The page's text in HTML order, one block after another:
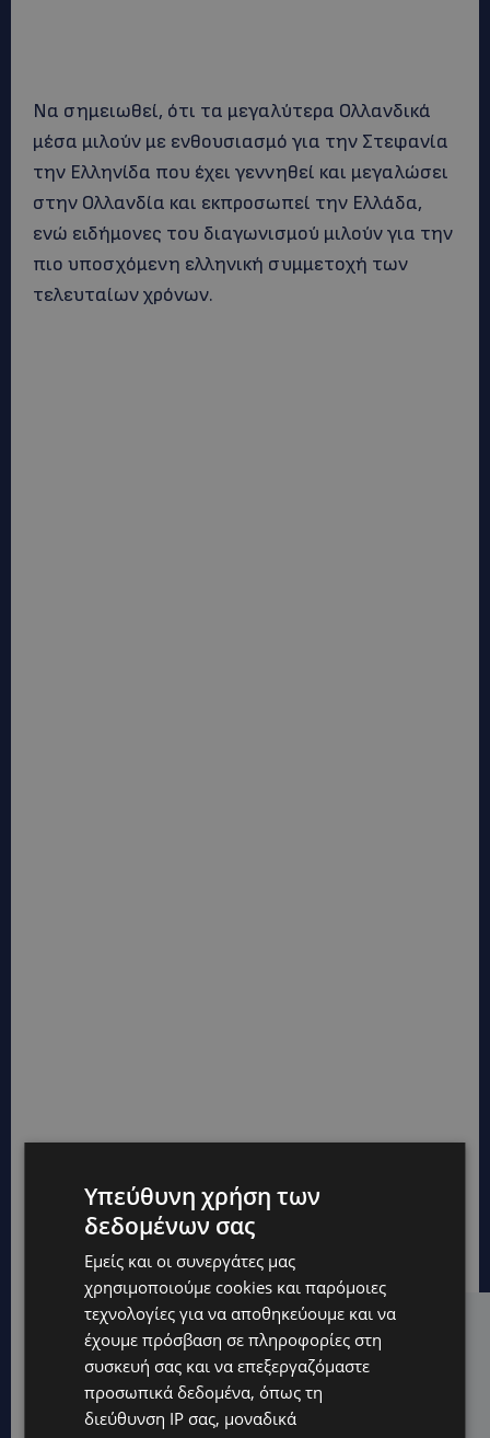
Να σημειωθεί, ότι τα μεγαλύτερα Ολλανδικά
μέσα μιλούν με ενθουσιασμό για την Στεφανία
την Ελληνίδα που έχει γεννηθεί και μεγαλώσει
στην Ολλανδία και εκπροσωπεί την Ελλάδα,
ενώ ειδήμονες του διαγωνισμού μιλούν για την
πιο υποσχόμενη ελληνική συμμετοχή των
τελευταίων χρόνων.
Hot this week
UPDATES
ΚΙΤΡΙΝΗ ΠΡΟΕΙΔΟΠΟΙΗΣΗ: Έτοιμοι για παραλία –
Στους 40°C και σήμερα η Κύπρος-Πότε θα τεθεί σε
Υπεύθυνη χρήση των
δεδομένων σας
Εμείς και οι συνεργάτες μας
χρησιμοποιούμε cookies και παρόμοιες
τεχνολογίες για να αποθηκεύουμε και να
έχουμε πρόσβαση σε πληροφορίες στη
συσκευή σας και να επεξεργαζόμαστε
προσωπικά δεδομένα, όπως τη
διεύθυνση IP σας, μοναδικά